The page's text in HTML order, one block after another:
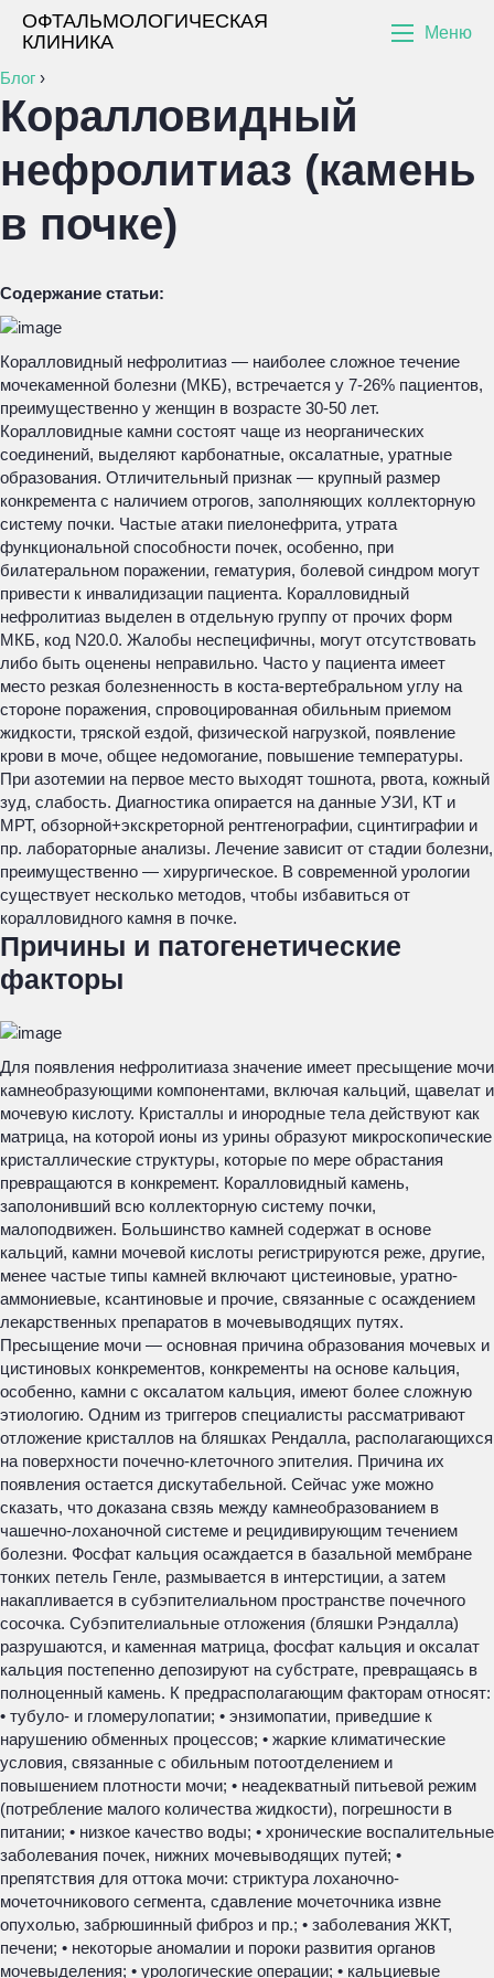
ОФТАЛЬМОЛОГИЧЕСКАЯ
КЛИНИКА
Меню
Блог ›
Коралловидный
нефролитиаз (камень
в почке)
Содержание статьи:
Коралловидный нефролитиаз — наиболее сложное течение
мочекаменной болезни (МКБ), встречается у 7-26% пациентов,
преимущественно у женщин в возрасте 30-50 лет.
Коралловидные камни состоят чаще из неорганических
соединений, выделяют карбонатные, оксалатные, уратные
образования. Отличительный признак — крупный размер
конкремента с наличием отрогов, заполняющих коллекторную
систему почки. Частые атаки пиелонефрита, утрата
функциональной способности почек, особенно, при
билатеральном поражении, гематурия, болевой синдром могут
привести к инвалидизации пациента. Коралловидный
нефролитиаз выделен в отдельную группу от прочих форм
МКБ, код N20.0. Жалобы неспецифичны, могут отсутствовать
либо быть оценены неправильно. Часто у пациента имеет
место резкая болезненность в коста-вертебральном углу на
стороне поражения, спровоцированная обильным приемом
жидкости, тряской ездой, физической нагрузкой, появление
крови в моче, общее недомогание, повышение температуры.
При азотемии на первое место выходят тошнота, рвота, кожный
зуд, слабость. Диагностика опирается на данные УЗИ, КТ и
МРТ, обзорной+экскреторной рентгенографии, сцинтиграфии и
пр. лабораторные анализы. Лечение зависит от стадии болезни,
преимущественно — хирургическое. В современной урологии
существует несколько методов, чтобы избавиться от
коралловидного камня в почке.
Причины и патогенетические
факторы
Для появления нефролитиаза значение имеет пресыщение мочи
камнеобразующими компонентами, включая кальций, щавелат и
мочевую кислоту. Кристаллы и инородные тела действуют как
матрица, на которой ионы из урины образуют микроскопические
кристаллические структуры, которые по мере обрастания
превращаются в конкремент. Коралловидный камень,
заполонивший всю коллекторную систему почки,
малоподвижен. Большинство камней содержат в основе
кальций, камни мочевой кислоты регистрируются реже, другие,
менее частые типы камней включают цистеиновые, уратно-
аммониевые, ксантиновые и прочие, связанные с осаждением
лекарственных препаратов в мочевыводящих путях.
Пресыщение мочи — основная причина образования мочевых и
цистиновых конкрементов, конкременты на основе кальция,
особенно, камни с оксалатом кальция, имеют более сложную
этиологию. Одним из триггеров специалисты рассматривают
отложение кристаллов на бляшках Рендалла, располагающихся
на поверхности почечно-клеточного эпителия. Причина их
появления остается дискутабельной. Сейчас уже можно
сказать, что доказана свзяь между камнеобразованием в
чашечно-лоханочной системе и рецидивирующим течением
болезни. Фосфат кальция осаждается в базальной мембране
тонких петель Генле, размывается в интерстиции, а затем
накапливается в субэпителиальном пространстве почечного
сосочка. Субэпителиальные отложения (бляшки Рэндалла)
разрушаются, и каменная матрица, фосфат кальция и оксалат
кальция постепенно депозируют на субстрате, превращаясь в
полноценный камень. К предрасполагающим факторам относят:
• тубуло- и гломерулопатии; • энзимопатии, приведшие к
нарушению обменных процессов; • жаркие климатические
условия, связанные с обильным потоотделением и
повышением плотности мочи; • неадекватный питьевой режим
(потребление малого количества жидкости), погрешности в
питании; • низкое качество воды; • хронические воспалительные
заболевания почек, нижних мочевыводящих путей; •
препятствия для оттока мочи: стриктура лоханочно-
мочеточникового сегмента, сдавление мочеточника извне
опухолью, забрюшинный фиброз и пр.; • заболевания ЖКТ,
печени; • некоторые аномалии и пороки развития органов
мочевыделения; • урологические операции; • кальциевые